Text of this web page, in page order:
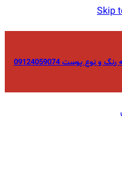
Skip
پوست 09124059074